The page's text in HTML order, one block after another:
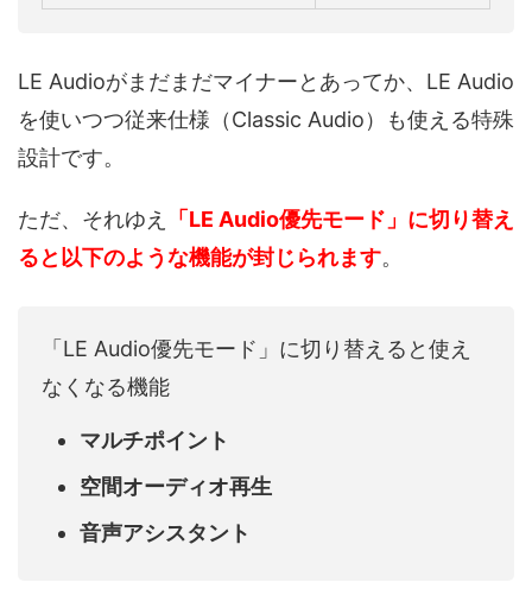
LE Audioがまだまだマイナーとあってか、LE Audio
を使いつつ従来仕様（Classic Audio）も使える特殊
設計です。
ただ、それゆえ
「LE Audio優先モード」に切り替え
ると以下のような機能が封じられます。
「LE Audio優先モード」に切り替えると使え
なくなる機能
マルチポイント
空間オーディオ再生
音声アシスタント